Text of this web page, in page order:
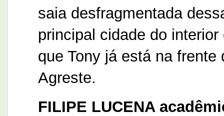
saia desfragmentada
principal cidade do
que Tony já está na
Agreste.
FILIPE LUCENA